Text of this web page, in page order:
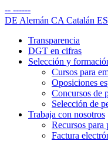
-- ------
DE Alemán CA Catalán ES
Transparencia
DGT en cifras
Selección y
Cursos para
Oposiciones
Concursos de
Selección de
Trabaja con nosotros
Recursos para
Factura